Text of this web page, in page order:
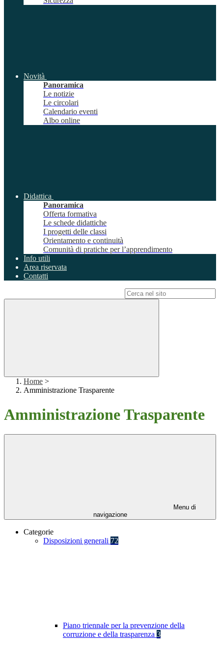
Novità
Panoramica
Le notizie
Le circolari
Calendario eventi
Albo online
Didattica
Panoramica
Offerta formativa
Le schede didattiche
I progetti delle classi
Orientamento e continuità
Comunità di pratiche per l’apprendimento
Info utili
Area riservata
Contatti
Home >
Amministrazione Trasparente
Amministrazione Trasparente
Menu di
navigazione
Categorie
Disposizioni generali 72
Piano triennale per la prevenzione della
corruzione e della trasparenza 3